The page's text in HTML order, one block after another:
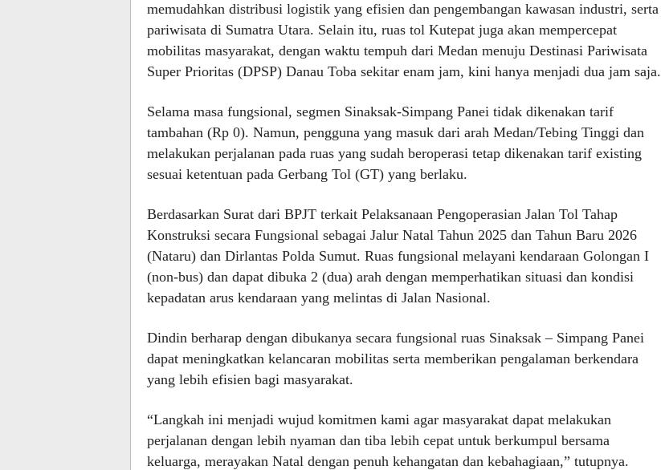
memudahkan distribusi logistik yang efisien dan pengembangan kawasan industri, serta
pariwisata di Sumatra Utara. Selain itu, ruas tol Kutepat juga akan mempercepat
mobilitas masyarakat, dengan waktu tempuh dari Medan menuju Destinasi Pariwisata
Super Prioritas (DPSP) Danau Toba sekitar enam jam, kini hanya menjadi dua jam saja.
Selama masa fungsional, segmen Sinaksak-Simpang Panei tidak dikenakan tarif
tambahan (Rp 0). Namun, pengguna yang masuk dari arah Medan/Tebing Tinggi dan
melakukan perjalanan pada ruas yang sudah beroperasi tetap dikenakan tarif existing
sesuai ketentuan pada Gerbang Tol (GT) yang berlaku.
Berdasarkan Surat dari BPJT terkait Pelaksanaan Pengoperasian Jalan Tol Tahap
Konstruksi secara Fungsional sebagai Jalur Natal Tahun 2025 dan Tahun Baru 2026
(Nataru) dan Dirlantas Polda Sumut. Ruas fungsional melayani kendaraan Golongan I
(non-bus) dan dapat dibuka 2 (dua) arah dengan memperhatikan situasi dan kondisi
kepadatan arus kendaraan yang melintas di Jalan Nasional.
Dindin berharap dengan dibukanya secara fungsional ruas Sinaksak – Simpang Panei
dapat meningkatkan kelancaran mobilitas serta memberikan pengalaman berkendara
yang lebih efisien bagi masyarakat.
“Langkah ini menjadi wujud komitmen kami agar masyarakat dapat melakukan
perjalanan dengan lebih nyaman dan tiba lebih cepat untuk berkumpul bersama
keluarga, merayakan Natal dengan penuh kehangatan dan kebahagiaan,” tutupnya.